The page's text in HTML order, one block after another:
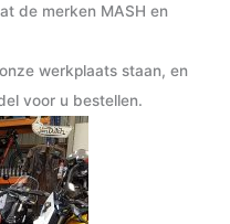
de merken MASH en
werkplaats staan, en
voor u bestellen.